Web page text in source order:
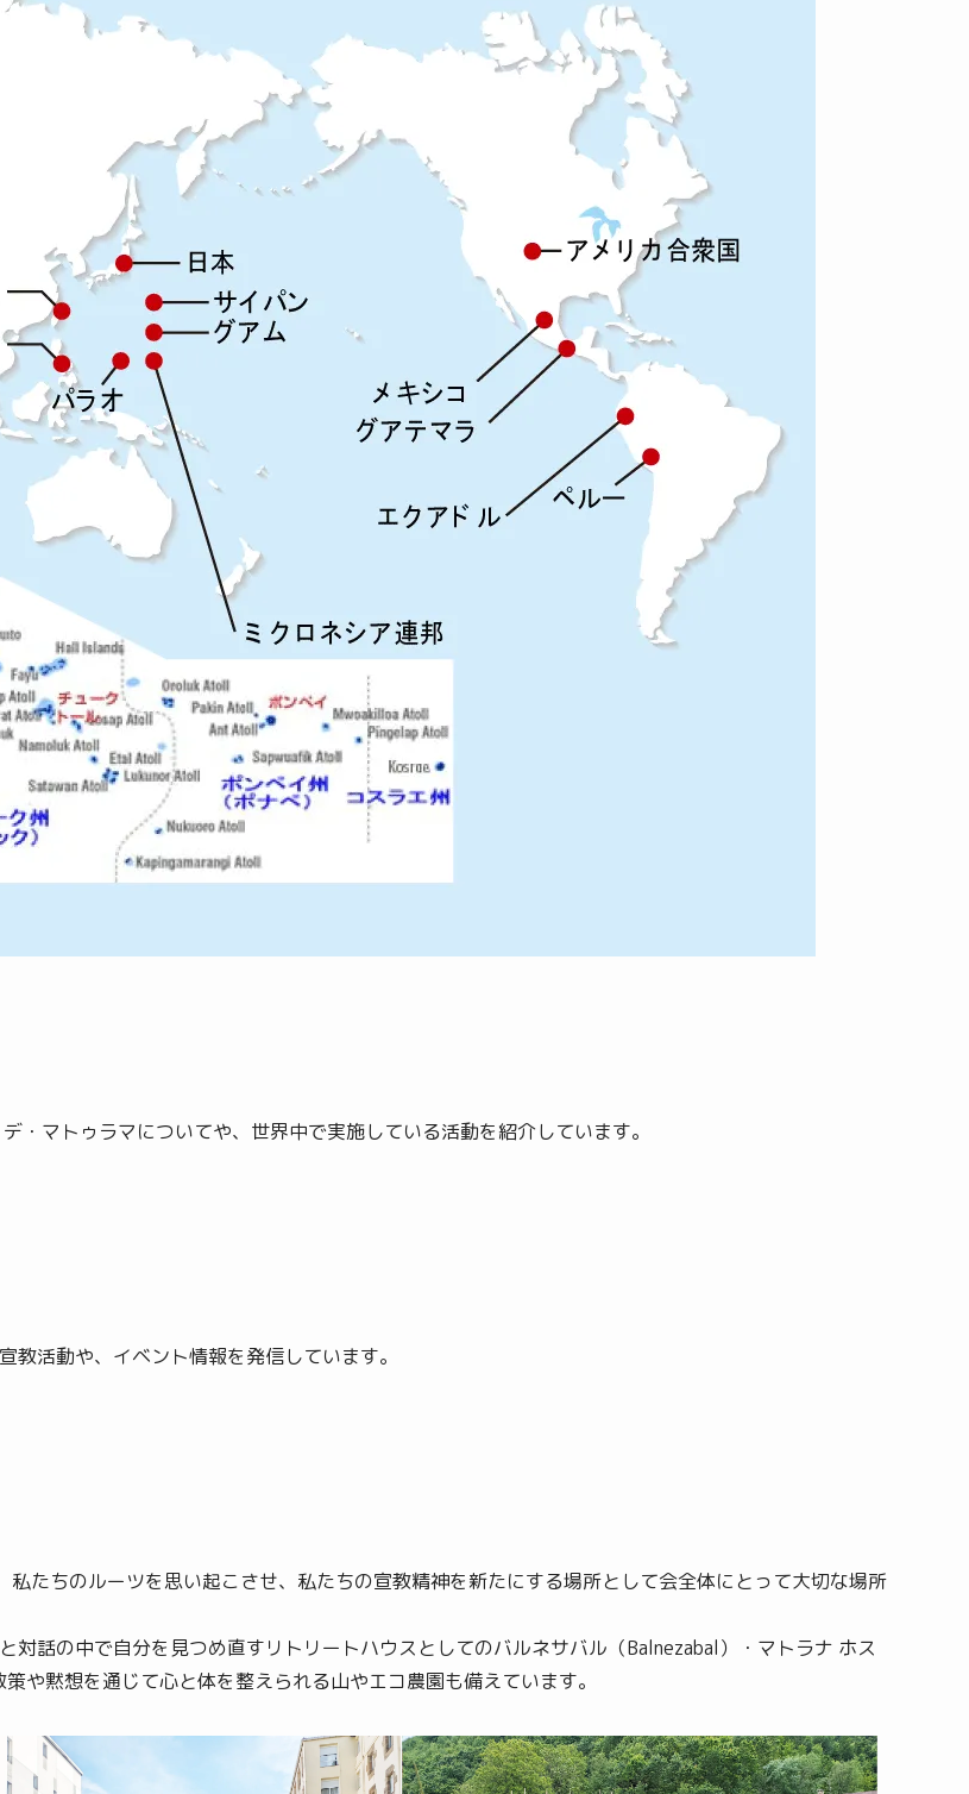
・マトゥラマについてや、世界中で実施している活動を紹介しています。
活動や、イベント情報を発信しています。
たちのルーツを思い起こさせ、私たちの宣教精神を新たにする場所として会全体にとって大切な場所
話の中で自分を見つめ直すリトリートハウスとしてのバルネサバル（Balnezabal）・マトラナ ホス
や黙想を通じて心と体を整えられる山やエコ農園も備えています。